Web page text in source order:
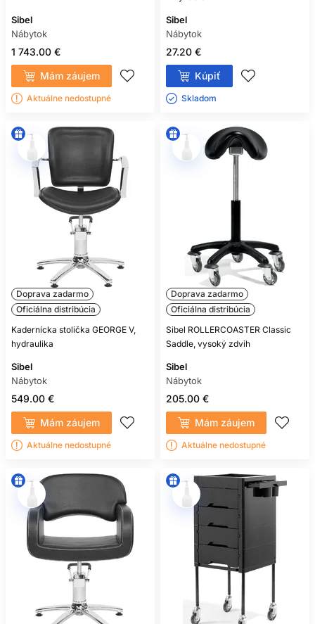
Sibel
Nábytok
1 743.00 €
Mám záujem
Aktuálne nedostupné
Sibel
Nábytok
27.20 €
Kúpiť
Skladom ㅤ
Doprava zadarmo
Oficiálna distribúcia
Kadernícka stolička GEORGE V,
hydraulika
Sibel
Nábytok
549.00 €
Mám záujem
Aktuálne nedostupné
Doprava zadarmo
Oficiálna distribúcia
Sibel ROLLERCOASTER Classic
Saddle, vysoký zdvih
Sibel
Nábytok
205.00 €
Mám záujem
Aktuálne nedostupné